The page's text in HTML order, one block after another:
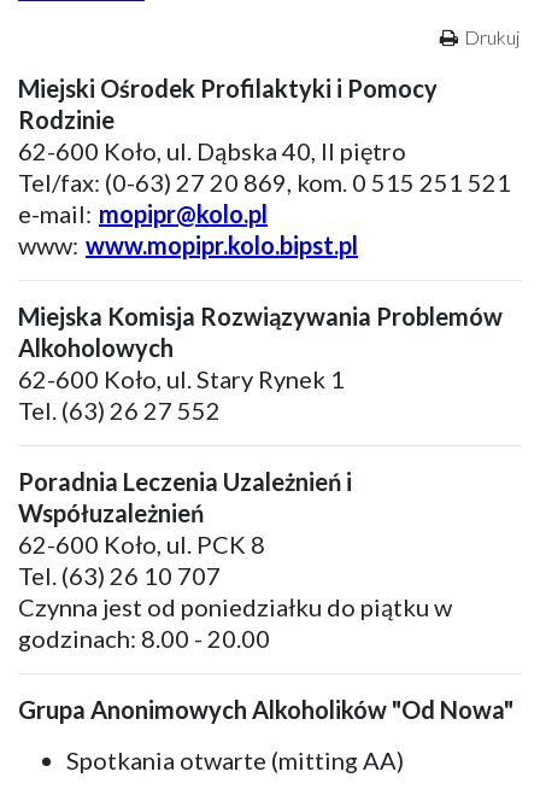
Drukuj
Miejski Ośrodek Profilaktyki i Pomocy
Rodzinie
62-600 Koło, ul. Dąbska 40, II piętro
Tel/fax: (0-63) 27 20 869, kom. 0 515 251 521
e-mail: mopipr@kolo.pl
www: www.mopipr.kolo.bipst.pl
Miejska Komisja Rozwiązywania Problemów
Alkoholowych
62-600 Koło, ul. Stary Rynek 1
Tel. (63) 26 27 552
Poradnia Leczenia Uzależnień i
Współuzależnień
62-600 Koło, ul. PCK 8
Tel. (63) 26 10 707
Czynna jest od poniedziałku do piątku w
godzinach: 8.00 - 20.00
Grupa Anonimowych Alkoholików "Od Nowa"
Spotkania otwarte (mitting AA)